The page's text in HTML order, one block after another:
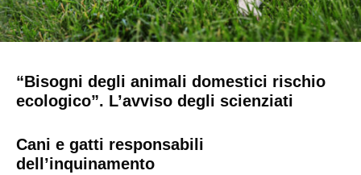
“Bisogni degli animali domestici rischio
ecologico”. L’avviso degli scienziati
Cani e gatti responsabili
dell’inquinamento